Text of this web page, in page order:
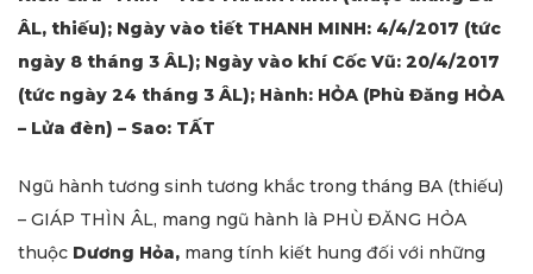
ÂL, thiếu); Ngày vào tiết THANH MINH: 4/4/2017 (tức
ngày 8 tháng 3 ÂL); Ngày vào khí Cốc Vũ: 20/4/2017
(tức ngày 24 tháng 3 ÂL); Hành: HỎA (Phù Đăng HỎA
– Lửa đèn) – Sao: TẤT
Ngũ hành tương sinh tương khắc trong tháng BA (thiếu)
– GIÁP THÌN ÂL, mang ngũ hành là PHÙ ĐĂNG HỎA
thuộc Dương Hỏa, mang tính kiết hung đối với những